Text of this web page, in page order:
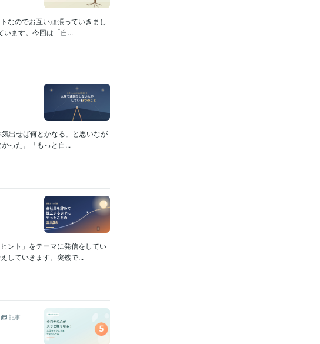
なのでお互い頑張っていきまし
います。今回は「自...
出せば何とかなる」と思いなが
った。「もっと自...
ント」をテーマに発信をしてい
していきます。突然で...
記事